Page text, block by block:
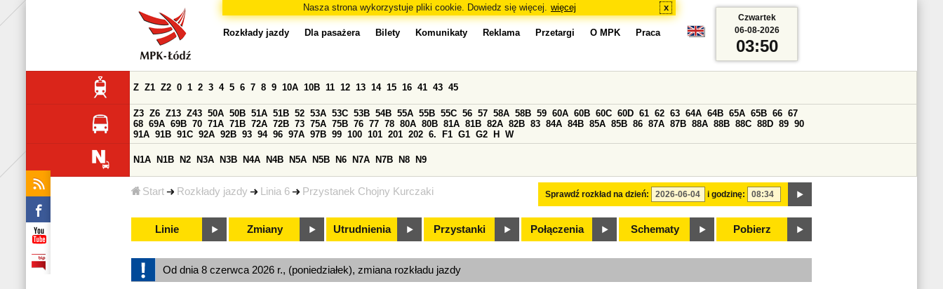
Nasza strona wykorzystuje pliki cookie. Dowiedz się więcej. więcej x
Start Rozkłady jazdy Linia 6 Przystanek Chojny Kurczaki
Rozkłady jazdy Dla pasażera Bilety Komunikaty Reklama Przetargi O MPK Praca
Sprawdź rozkład na dzień: i godzinę:
Z Z1 Z2 0 1 2 3 4 5 6 7 8 9 10A 10B 11 12 13 14 15 16 41 43 45
Z3 Z6 Z13 Z43 50A 50B 51A 51B 52 53A 53C 53B 54B 55A 55B 55C 56 57 58A 58B 59 60A 60B 60C 60D 61 62 63 64A 64B 65A 65B 66 67
68 69A 69B 70 71A 71B 72A 72B 73 75A 75B 76 77 78 80A 80B 81A 81B 82A 82B 83 84A 84B 85A 85B 86 87A 87B 88A 88B 88C 88D 89 90
91A 91B 91C 92A 92B 93 94 96 97A 97B 99 100 101 201 202 6. F1 G1 G2 H W
N1A N1B N2 N3A N3B N4A N4B N5A N5B N6 N7A N7B N8 N9
Linie Zmiany Utrudnienia Przystanki Połączenia Schematy Pobierz
Czwartek
06-08-2026
03:50
Od dnia 8 czerwca 2026 r., (poniedziałek), zmiana rozkładu jazdy